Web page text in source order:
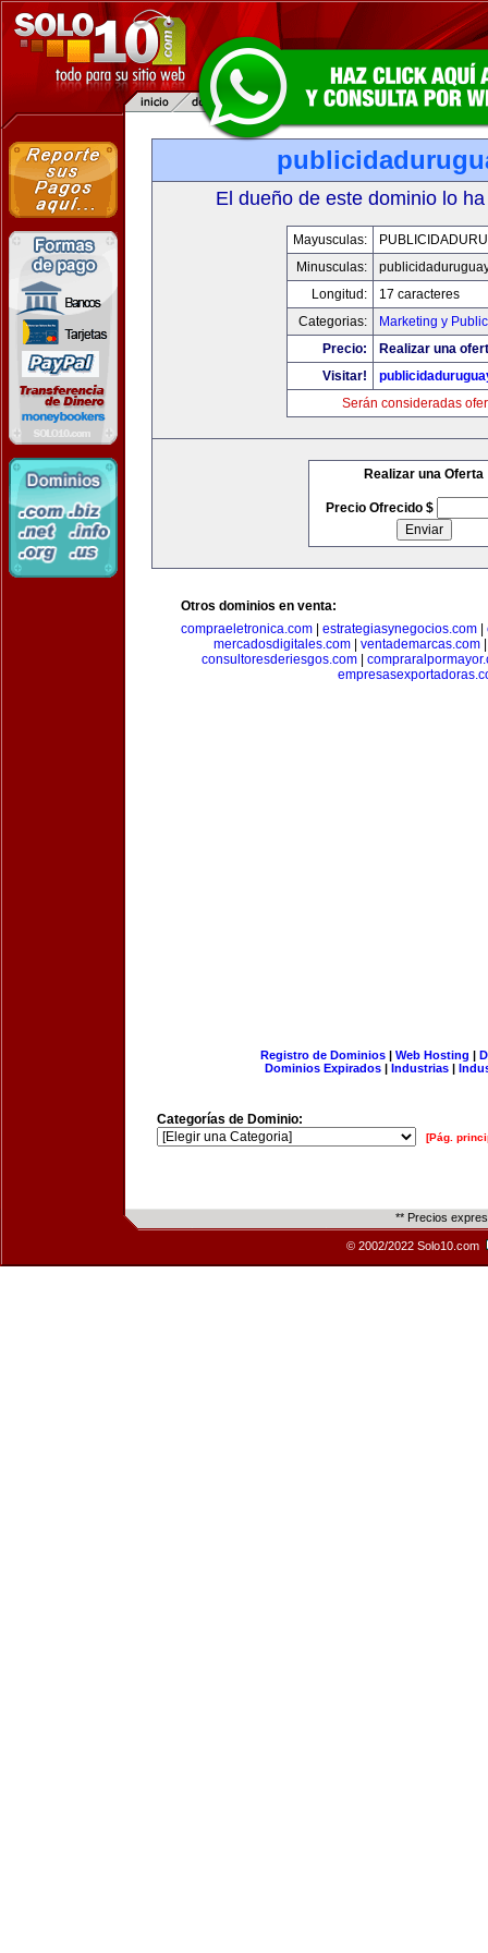
El dueño de este dominio lo
Mayusculas:
Minusculas:
Longitud:
17 caracteres
Categorias:
Marketing y
Precio:
Realizar una
Visitar!
Serán consideradas
Realizar una Oferta
Precio Ofrecido $
Otros dominios en venta:
compraeletronica.com
estrategiasynegocios.com
mercadosdigitales.com| ventademarcas.com
consultoresderiesgos.com
Registro de Dominios| Web Hosting |
Dominios Expirados | Industrias |
Categorías de Dominio:
[Pág.
** Precios
© 2002/2022 Solo10.com